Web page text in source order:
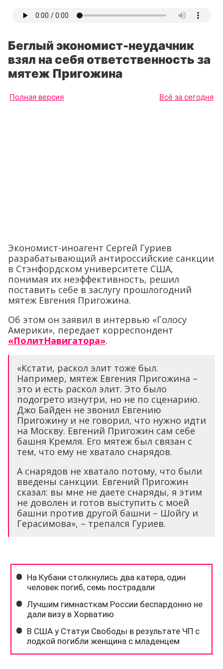
Беглый экономист-неудачник
взял на себя ответственность за
мятеж Пригожина
Полная версия Всё за сегодня
Экономист-иноагент Сергей Гуриев
разрабатывающий антироссийские санкции
в Стэнфордском университете США,
понимая их неэффективность, решил
поставить себе в заслугу прошлогодний
мятеж Евгения Пригожина.
Об этом он заявил в интервью «Голосу
Америки», передает корреспондент
«ПолитНавигатора».
«Кстати, раскол элит тоже был.
Например, мятеж Евгения Пригожина –
это и есть раскол элит. Это было
подогрето изнутри, но не по сценарию.
Джо Байден не звонил Евгению
Пригожину и не говорил, что нужно идти
на Москву. Евгений Пригожин сам себе
башня Кремля. Его мятеж был связан с
тем, что ему не хватало снарядов.
А снарядов не хватало потому, что были
введены санкции. Евгений Пригожин
сказал: вы мне не даете снаряды, я этим
не доволен и готов выступить с моей
башни против другой башни – Шойгу и
Герасимова», – трепался Гуриев.